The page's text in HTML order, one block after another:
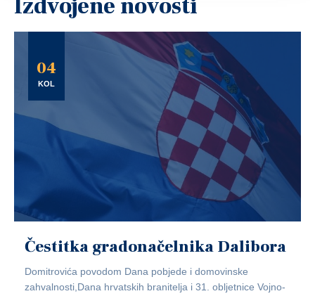
Izdvojene novosti
04
KOL
Čestitka gradonačelnika Dalibora
Domitrovića povodom Dana pobjede i domovinske
zahvalnosti,Dana hrvatskih branitelja i 31. obljetnice Vojno-